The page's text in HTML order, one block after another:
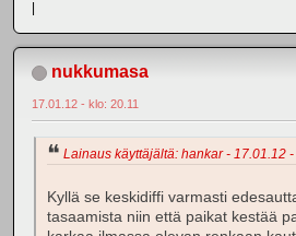
nukkumasa
17.01.12 - klo: 20.11
Lainaus käyttäjältä: hankar - 17.01.12
Kyllä se keskidiffi varmasti
tasaamista niin että paikat kestää